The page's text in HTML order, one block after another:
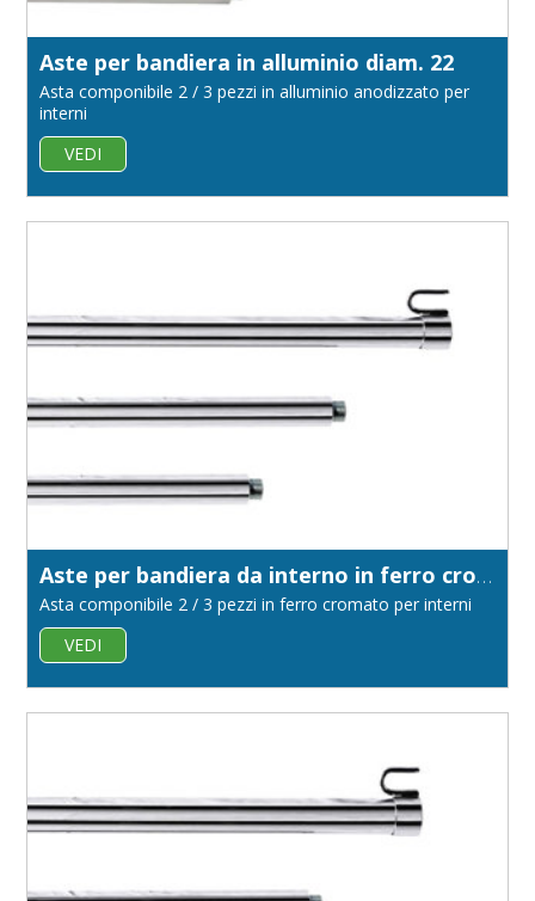
Aste per bandiera in alluminio diam. 22
Asta componibile 2 / 3 pezzi in alluminio anodizzato per
interni
VEDI
Aste per bandiera da interno in ferro cromato diametro 22
Asta componibile 2 / 3 pezzi in ferro cromato per interni
VEDI